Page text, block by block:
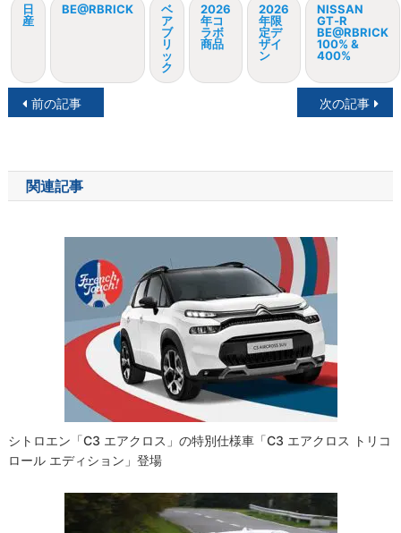
日
産
BE@RBRICK
ベ
ア
ブ
リ
ッ
ク
2026
年コ
ラボ
商品
2026
年限
定デ
ザイ
ン
NISSAN
GT‑R
BE@RBRICK
100% &
400%
投
ナ
ビ
前の記事 次の記事
関連記事
シトロエン「C3 エアクロス」の特別仕様車「C3 エアクロス トリコ
ロール エディション」登場